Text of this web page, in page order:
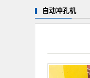
自动冲孔机